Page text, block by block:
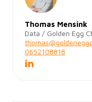
Thomas Mensink
Data / Golden Egg
0652108818